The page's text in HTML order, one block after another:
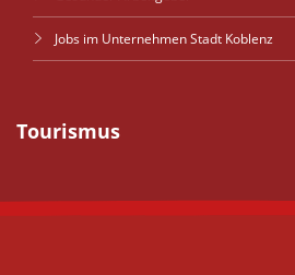
Jobs im Unternehmen Stadt Koblenz
Tourismus